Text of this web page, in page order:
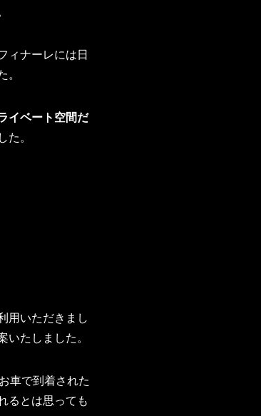
ィナーレには日
イベート空間だ
。
用いただきまし
たしました。
車で到着された
るとは思っても